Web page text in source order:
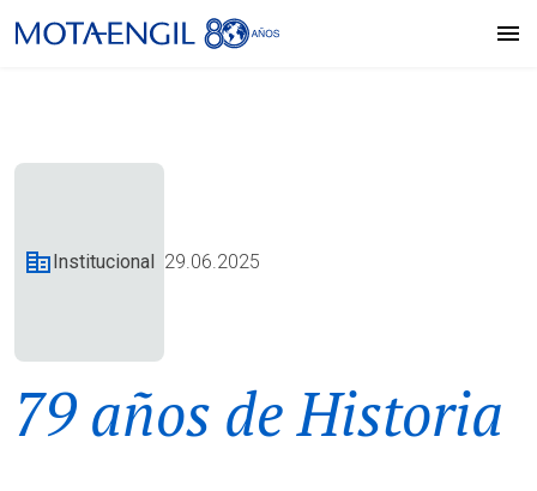
Institucional 29.06.2025
79 años de Historia